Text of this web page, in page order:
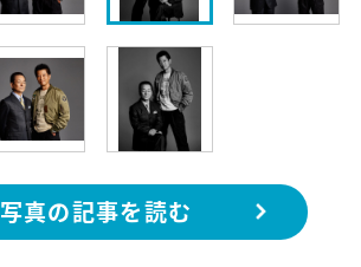
写真の記事を読む